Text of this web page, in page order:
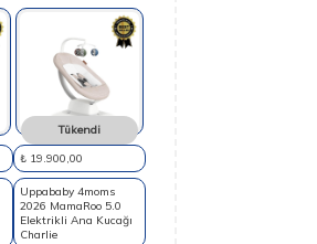
Tükendi
₺ 19.900,00
Uppababy 4moms
2026 MamaRoo 5.0
Elektrikli Ana Kucağı
Charlie